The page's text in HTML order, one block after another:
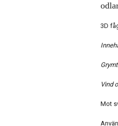
3D
Vind
Mot